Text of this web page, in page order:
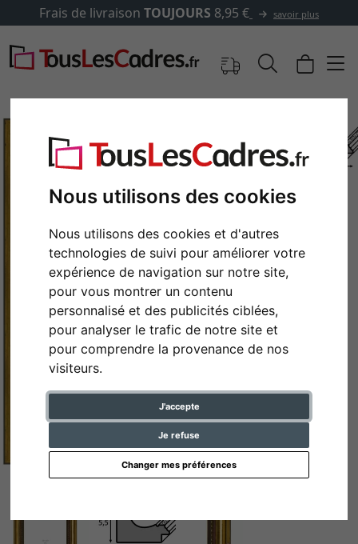
Nous utilisons des cookies
Nous utilisons des cookies et d'autres
technologies de suivi pour améliorer votre
expérience de navigation sur notre site,
pour vous montrer un contenu
personnalisé et des publicités ciblées,
pour analyser le trafic de notre site et
pour comprendre la provenance de nos
visiteurs.
J'accepte
Je refuse
Changer mes préférences
Frais de livraison TOUJOURS 8,95 € savoir plus
Retour